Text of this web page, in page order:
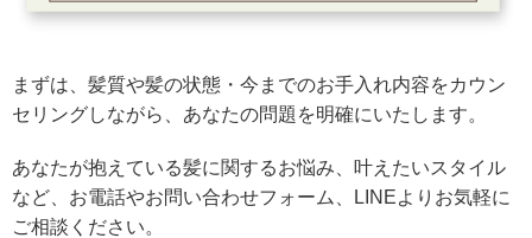
まずは、髪質や髪の状態・今までのお手入れ内容をカウン
セリングしながら、あなたの問題を明確にいたします。
あなたが抱えている髪に関するお悩み、叶えたいスタイル
など、お電話やお問い合わせフォーム、LINEよりお気軽に
ご相談ください。